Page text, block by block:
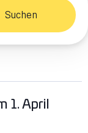
Suchen
1. April